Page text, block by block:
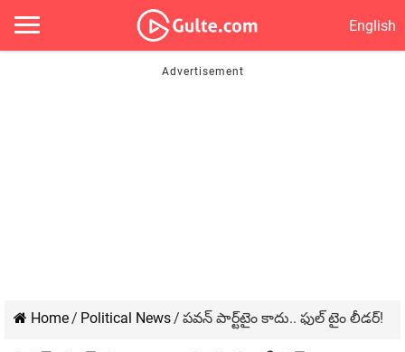
English
Home/ Political News/ ప‌వ‌న్ పార్ట్‌టైం కాదు.. ఫుల్ టైం లీడర్!